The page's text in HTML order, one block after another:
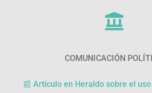

COMUNICACIÓN
📰 Artículo en Heraldo sobre el